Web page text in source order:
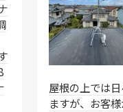
屋根の上では
ますが、お客